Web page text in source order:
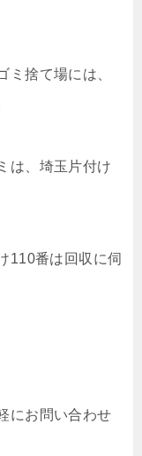
ミ捨て場には、
は、埼玉片付け
110番は回収に伺
にお問い合わせ